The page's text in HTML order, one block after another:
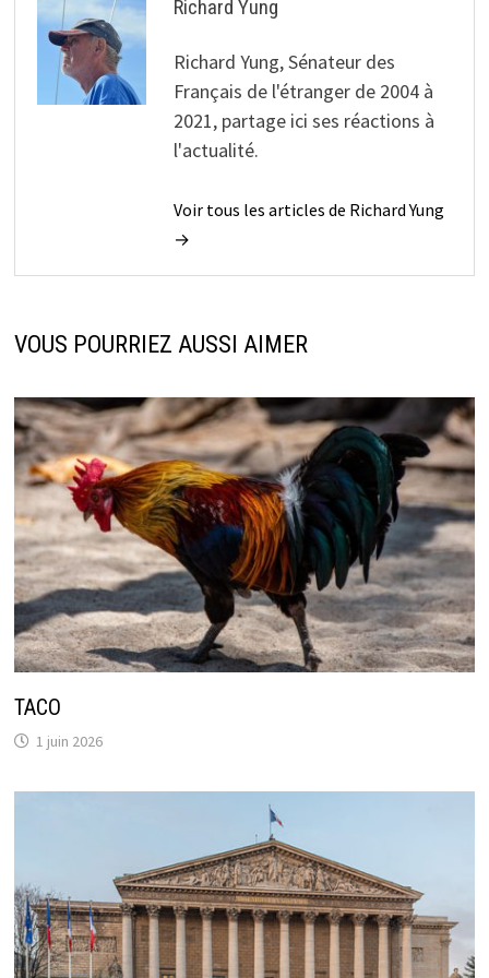
Richard Yung
Richard Yung, Sénateur des
Français de l'étranger de 2004 à
2021, partage ici ses réactions à
l'actualité.
Voir tous les articles de Richard Yung
→
VOUS POURRIEZ AUSSI AIMER
TACO
1 juin 2026